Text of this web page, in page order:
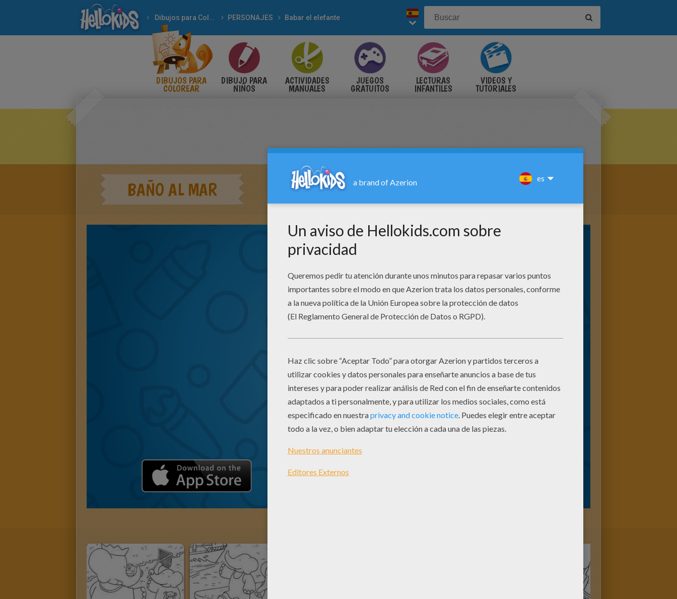
Dibujos para Colorear PERSONAJES Babar el elefante
DIBUJOS PARA
COLOREAR
DIBUJO PARA
NIÑOS
ACTIVIDADES
MANUALES
JUEGOS
GRATUITOS
LECTURAS
INFANTILES
VIDEOS Y
TUTORIALES
BAÑO AL MAR